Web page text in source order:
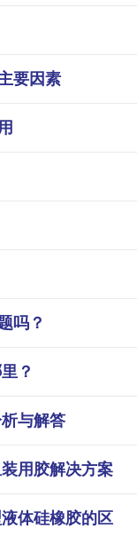
要因素
吗？
？
与解答
用胶解决方案
体硅橡胶的区